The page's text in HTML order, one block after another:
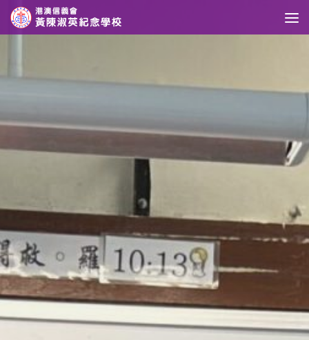
Skip to content